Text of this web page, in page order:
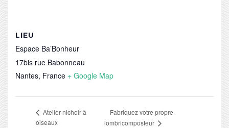
LIEU
Espace Ba’Bonheur
17bis rue Babonneau
Nantes, France + Google Map
Atelier nichoir à
oiseaux
Fabriquez votre propre
lombricomposteur